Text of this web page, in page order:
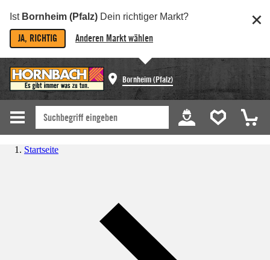
Ist Bornheim (Pfalz) Dein richtiger Markt?
JA, RICHTIG Anderen Markt wählen
Bornheim (Pfalz)
Startseite